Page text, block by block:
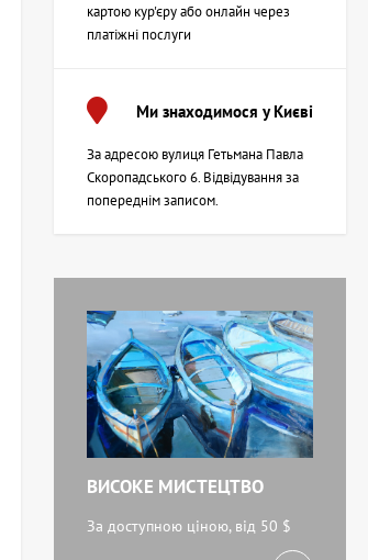
картою кур'єру або онлайн через
платіжні послуги
Ми знаходимося у Києві
За адресою вулиця Гетьмана Павла
Скоропадського 6. Відвідування за
попереднім записом.
ВИСОКЕ МИСТЕЦТВО
За доступною ціною, від 50 $